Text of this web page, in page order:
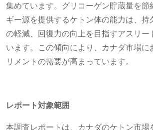
集めています。グリコーゲン貯蔵量を節
ギー源を提供するケトン体の能力は、持
の軽減、回復力の向上を目指すアスリー
います。この傾向により、カナダ市場に
リメントの需要が高まっています。
レポート対象範囲
本調査レポートは、カナダのケトン市場